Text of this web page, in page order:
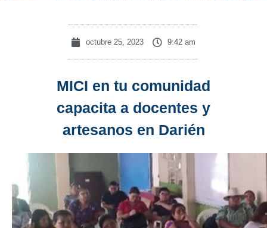
octubre 25, 2023 9:42 am
MICI en tu comunidad
capacita a docentes y
artesanos en Darién